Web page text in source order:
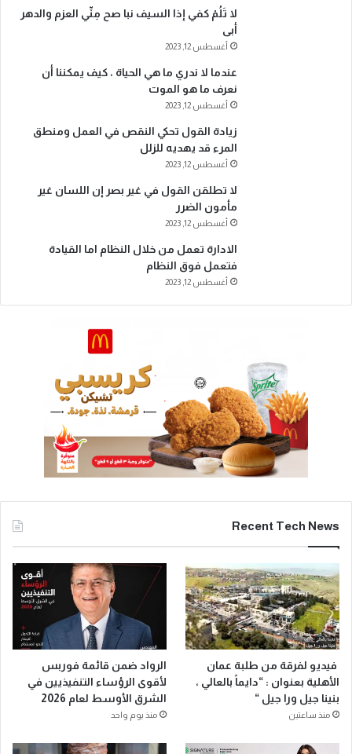
لا تَلُمْ كفي إذا السيف نبا صح مِنِّي العزم والدهر
أبى
أغسطس 12, 2023
عندما لا ندري ما هي الحياة ، كيف يمكننا أن
نعرف ما هو الموت
أغسطس 12, 2023
زيادة القول تحكي النقص في العمل ومنطق
المرء قد يهديه للزلل
أغسطس 12, 2023
لا تطلقن القول في غير بصر إن اللسان غير
مأمون الضرر
أغسطس 12, 2023
الادارة تعمل من خلال النظام اما القيادة
فتعمل فوق النظام
أغسطس 12, 2023
Recent Tech News
فيديو لفرقة من طلبة عمان
الأهلية بعنوان : “دايماً بالعالي ،
بنينا جيل ورا جيل “
منذ ساعتين
الرواد ضمن قائمة فوربس
لأقوى الرؤساء التنفيذيين في
الشرق الأوسط لعام 2026
منذ يوم واحد